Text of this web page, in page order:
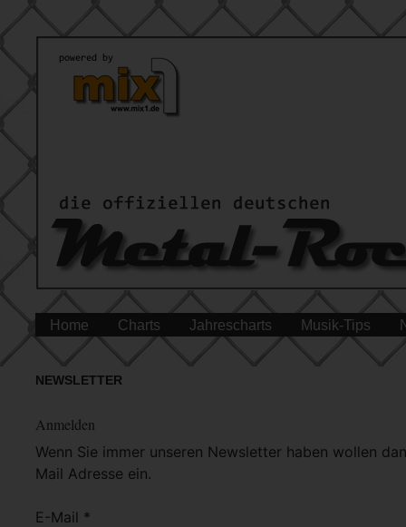
Home Charts Jahrescharts Musik-Tips
NEWSLETTER
Anmelden
Wenn Sie immer unseren Newsletter haben wollen
Mail Adresse ein.
E-Mail *